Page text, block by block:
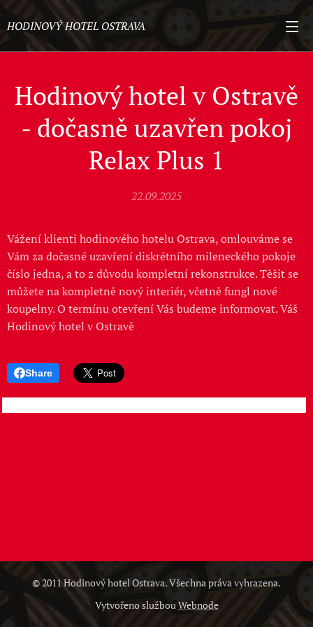
HODINOVÝ HOTEL OSTRAVA
Hodinový hotel v Ostravě
- dočasně uzavřen pokoj
Relax Plus 1
22.09.2025
Vážení klienti hodinového hotelu Ostrava, omlouváme se
Vám za dočasné uzavření diskrétního mileneckého pokoje
číslo jedna, a to z důvodu kompletní rekonstrukce. Těšit se
můžete na kompletně nový interiér, včetně fungl nové
koupelny. O termínu otevření Vás budeme informovat. Váš
Hodinový hotel v Ostravě
Share
© 2011 Hodinový hotel Ostrava. Všechna práva vyhrazena.
Vytvořeno službouWebnode